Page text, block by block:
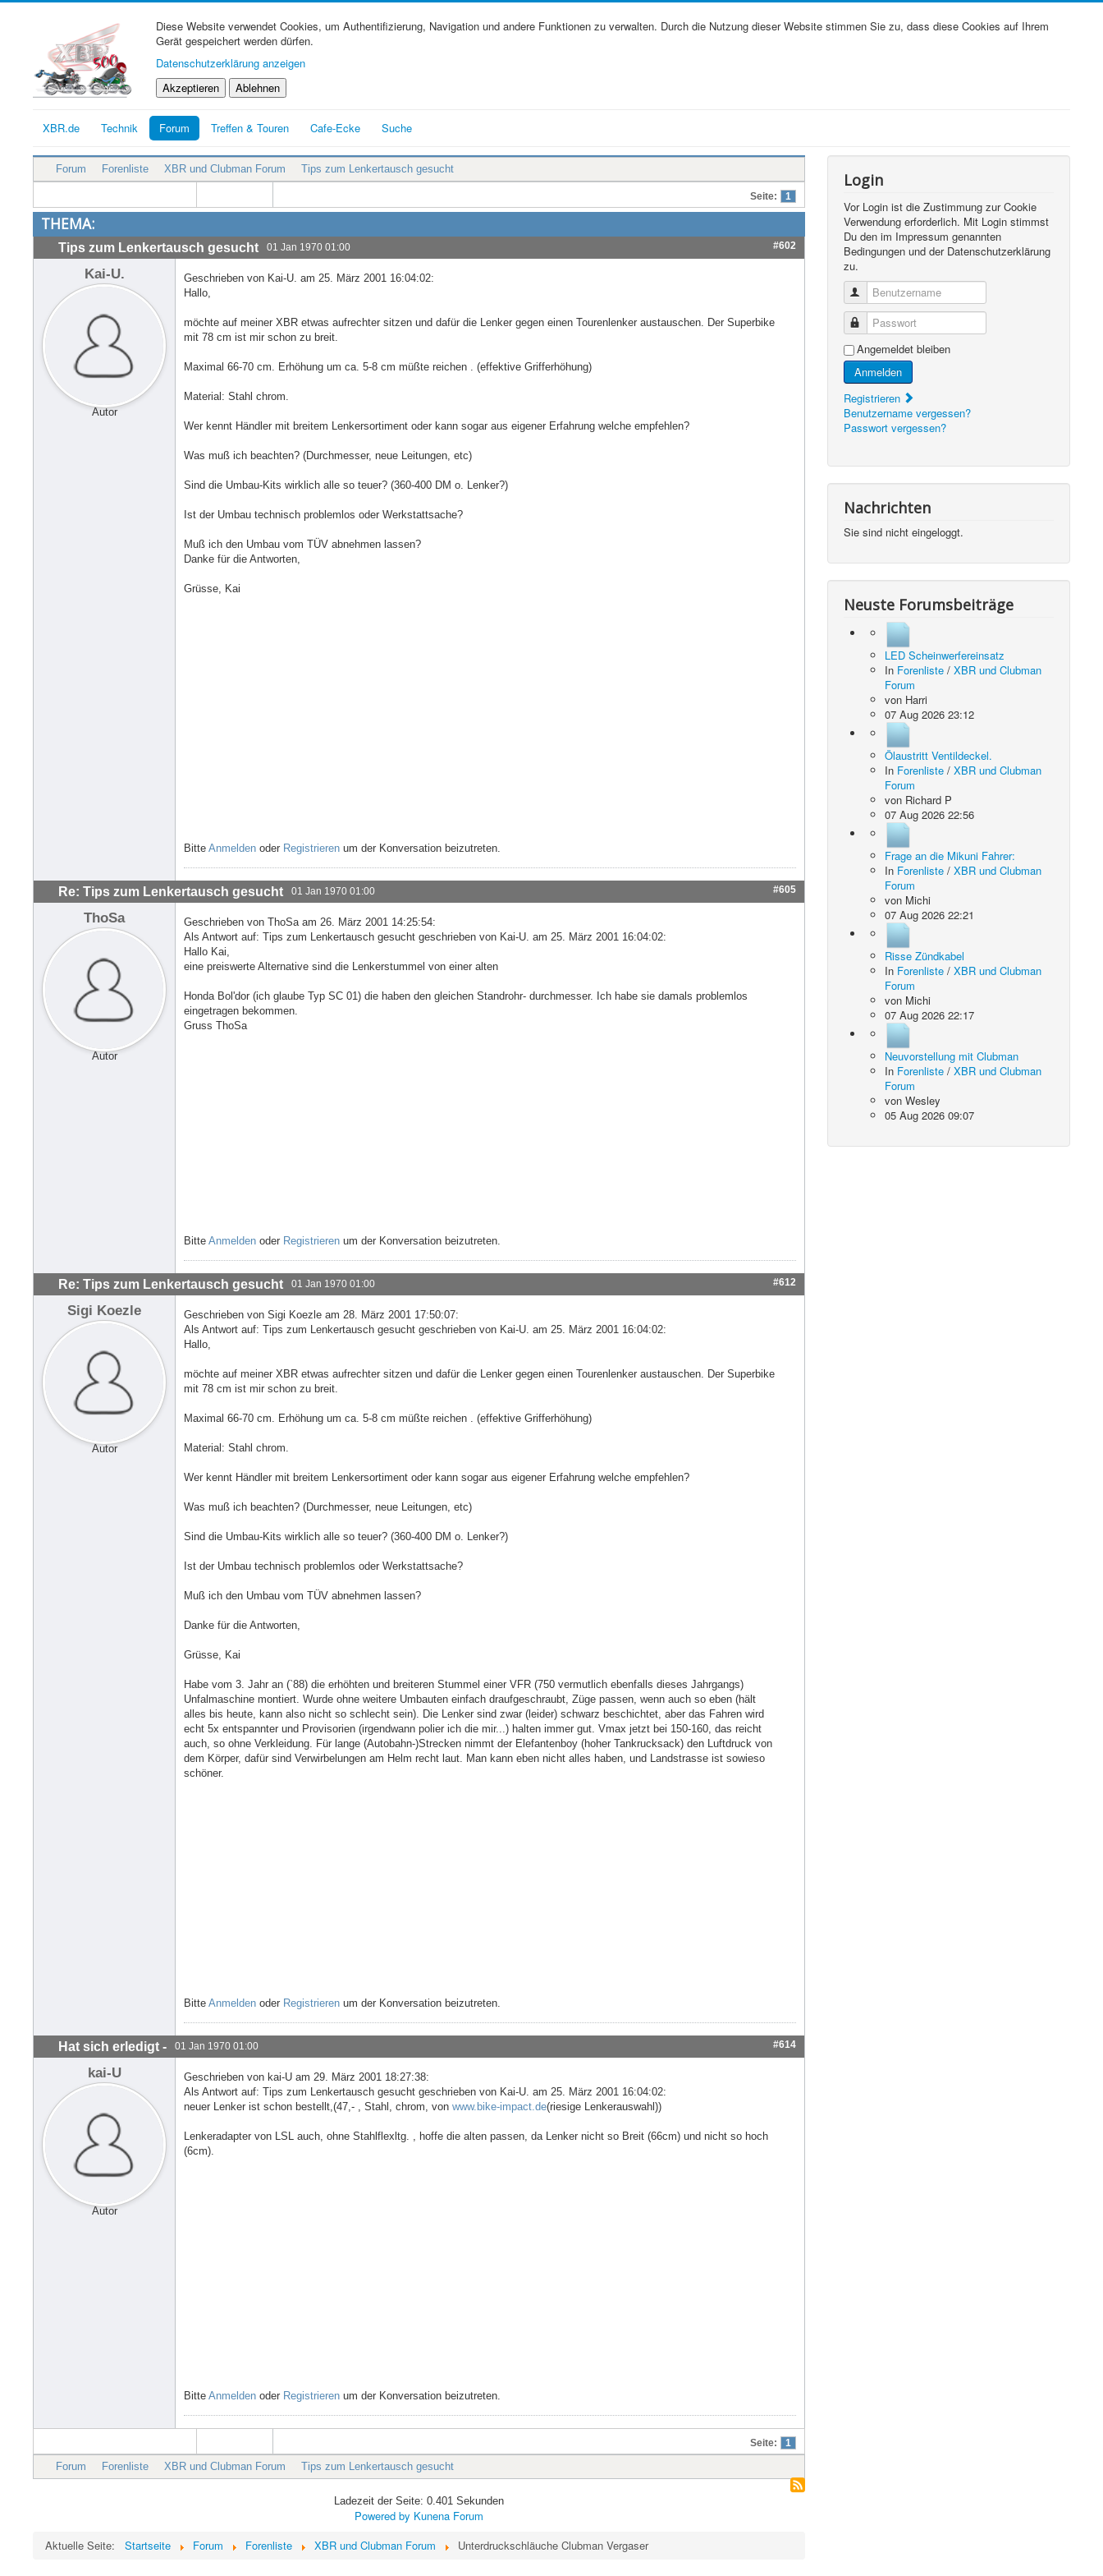
Diese Website verwendet Cookies, um Authentifizierung, Navigation und andere Funktionen zu verwalten. Durch die Nutzung dieser Website stimmen Sie zu, dass diese Cookies auf Ihrem
Gerät gespeichert werden dürfen.
Datenschutzerklärung anzeigen
Akzeptieren
Ablehnen
XBR.de Technik Forum Treffen & Touren Cafe-Ecke Suche
Forum Forenliste XBR und Clubman Forum Tips zum Lenkertausch gesucht
Seite: 1
THEMA:
Tips zum Lenkertausch gesucht 01 Jan 1970 01:00 #602
Kai-U.
Autor
Geschrieben von Kai-U. am 25. März 2001 16:04:02:
Hallo,
möchte auf meiner XBR etwas aufrechter sitzen und dafür die Lenker gegen einen Tourenlenker austauschen. Der Superbike
mit 78 cm ist mir schon zu breit.
Maximal 66-70 cm. Erhöhung um ca. 5-8 cm müßte reichen . (effektive Grifferhöhung)
Material: Stahl chrom.
Wer kennt Händler mit breitem Lenkersortiment oder kann sogar aus eigener Erfahrung welche empfehlen?
Was muß ich beachten? (Durchmesser, neue Leitungen, etc)
Sind die Umbau-Kits wirklich alle so teuer? (360-400 DM o. Lenker?)
Ist der Umbau technisch problemlos oder Werkstattsache?
Muß ich den Umbau vom TÜV abnehmen lassen?
Danke für die Antworten,
Grüsse, Kai
Bitte Anmelden oder Registrieren um der Konversation beizutreten.
Re: Tips zum Lenkertausch gesucht 01 Jan 1970 01:00 #605
ThoSa
Autor
Geschrieben von ThoSa am 26. März 2001 14:25:54:
Als Antwort auf: Tips zum Lenkertausch gesucht geschrieben von Kai-U. am 25. März 2001 16:04:02:
Hallo Kai,
eine preiswerte Alternative sind die Lenkerstummel von einer alten
Honda Bol'dor (ich glaube Typ SC 01) die haben den gleichen Standrohr- durchmesser. Ich habe sie damals problemlos
eingetragen bekommen.
Gruss ThoSa
Bitte Anmelden oder Registrieren um der Konversation beizutreten.
Re: Tips zum Lenkertausch gesucht 01 Jan 1970 01:00 #612
Sigi Koezle
Autor
Geschrieben von Sigi Koezle am 28. März 2001 17:50:07:
Als Antwort auf: Tips zum Lenkertausch gesucht geschrieben von Kai-U. am 25. März 2001 16:04:02:
Hallo,
möchte auf meiner XBR etwas aufrechter sitzen und dafür die Lenker gegen einen Tourenlenker austauschen. Der Superbike
mit 78 cm ist mir schon zu breit.
Maximal 66-70 cm. Erhöhung um ca. 5-8 cm müßte reichen . (effektive Grifferhöhung)
Material: Stahl chrom.
Wer kennt Händler mit breitem Lenkersortiment oder kann sogar aus eigener Erfahrung welche empfehlen?
Was muß ich beachten? (Durchmesser, neue Leitungen, etc)
Sind die Umbau-Kits wirklich alle so teuer? (360-400 DM o. Lenker?)
Ist der Umbau technisch problemlos oder Werkstattsache?
Muß ich den Umbau vom TÜV abnehmen lassen?
Danke für die Antworten,
Grüsse, Kai
Habe vom 3. Jahr an (`88) die erhöhten und breiteren Stummel einer VFR (750 vermutlich ebenfalls dieses Jahrgangs)
Unfalmaschine montiert. Wurde ohne weitere Umbauten einfach draufgeschraubt, Züge passen, wenn auch so eben (hält
alles bis heute, kann also nicht so schlecht sein). Die Lenker sind zwar (leider) schwarz beschichtet, aber das Fahren wird
echt 5x entspannter und Provisorien (irgendwann polier ich die mir...) halten immer gut. Vmax jetzt bei 150-160, das reicht
auch, so ohne Verkleidung. Für lange (Autobahn-)Strecken nimmt der Elefantenboy (hoher Tankrucksack) den Luftdruck von
dem Körper, dafür sind Verwirbelungen am Helm recht laut. Man kann eben nicht alles haben, und Landstrasse ist sowieso
schöner.
Bitte Anmelden oder Registrieren um der Konversation beizutreten.
Hat sich erledigt - 01 Jan 1970 01:00 #614
kai-U
Autor
Geschrieben von kai-U am 29. März 2001 18:27:38:
Als Antwort auf: Tips zum Lenkertausch gesucht geschrieben von Kai-U. am 25. März 2001 16:04:02:
neuer Lenker ist schon bestellt,(47,- , Stahl, chrom, von www.bike-impact.de(riesige Lenkerauswahl))
Lenkeradapter von LSL auch, ohne Stahlflexltg. , hoffe die alten passen, da Lenker nicht so Breit (66cm) und nicht so hoch
(6cm).
Bitte Anmelden oder Registrieren um der Konversation beizutreten.
Seite: 1
Forum Forenliste XBR und Clubman Forum Tips zum Lenkertausch gesucht
Ladezeit der Seite: 0.401 Sekunden
Powered by Kunena Forum
Aktuelle Seite:
Startseite Forum Forenliste XBR und Clubman Forum Unterdruckschläuche Clubman Vergaser
Login
Vor Login ist die Zustimmung zur Cookie
Verwendung erforderlich. Mit Login stimmst
Du den im Impressum genannten
Bedingungen und der Datenschutzerklärung
zu.
Benutzername
Passwort
Angemeldet bleiben
Anmelden
Registrieren
Benutzername vergessen?
Passwort vergessen?
Nachrichten
Sie sind nicht eingeloggt.
Neuste Forumsbeiträge
LED Scheinwerfereinsatz
In Forenliste /XBR und Clubman
Forum
von Harri
07 Aug 2026 23:12
Ölaustritt Ventildeckel.
In Forenliste /XBR und Clubman
Forum
von Richard P
07 Aug 2026 22:56
Frage an die Mikuni Fahrer:
In Forenliste /XBR und Clubman
Forum
von Michi
07 Aug 2026 22:21
Risse Zündkabel
In Forenliste /XBR und Clubman
Forum
von Michi
07 Aug 2026 22:17
Neuvorstellung mit Clubman
In Forenliste /XBR und Clubman
Forum
vonWesley
05 Aug 2026 09:07